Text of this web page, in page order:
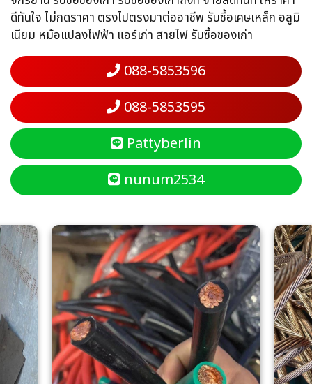
ดีทันใจ ไม่กดราคา ตรงไปตรงมาต่ออาชีพ รับซื้อเศษเหล็ก อลูมิ
เนียม หม้อแปลงไฟฟ้า แอร์เก่า สายไฟ รับซื้อของเก่า
088-5853596
088-5853595
Pattyberlin
nunum2534